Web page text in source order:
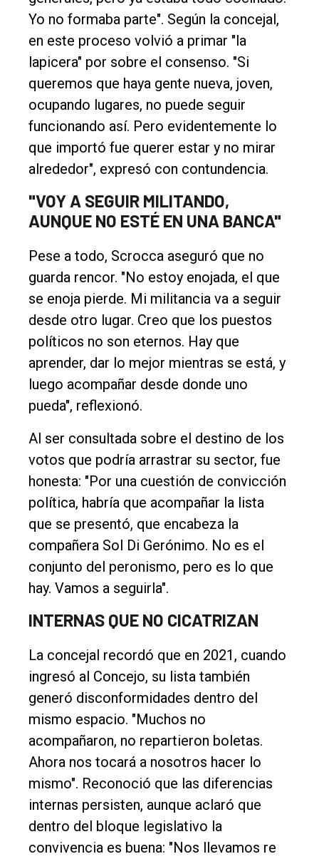
Yo no formaba parte". Según la concejal,
en este proceso volvió a primar "la
lapicera" por sobre el consenso. "Si
queremos que haya gente nueva, joven,
ocupando lugares, no puede seguir
funcionando así. Pero evidentemente lo
que importó fue querer estar y no mirar
alrededor", expresó con contundencia.
"VOY A SEGUIR MILITANDO,
AUNQUE NO ESTÉ EN UNA BANCA"
Pese a todo, Scrocca aseguró que no
guarda rencor. "No estoy enojada, el que
se enoja pierde. Mi militancia va a seguir
desde otro lugar. Creo que los puestos
políticos no son eternos. Hay que
aprender, dar lo mejor mientras se está, y
luego acompañar desde donde uno
pueda", reflexionó.
Al ser consultada sobre el destino de los
votos que podría arrastrar su sector, fue
honesta: "Por una cuestión de convicción
política, habría que acompañar la lista
que se presentó, que encabeza la
compañera Sol Di Gerónimo. No es el
conjunto del peronismo, pero es lo que
hay. Vamos a seguirla".
INTERNAS QUE NO CICATRIZAN
La concejal recordó que en 2021, cuando
ingresó al Concejo, su lista también
generó disconformidades dentro del
mismo espacio. "Muchos no
acompañaron, no repartieron boletas.
Ahora nos tocará a nosotros hacer lo
mismo". Reconoció que las diferencias
internas persisten, aunque aclaró que
dentro del bloque legislativo la
convivencia es buena: "Nos llevamos re